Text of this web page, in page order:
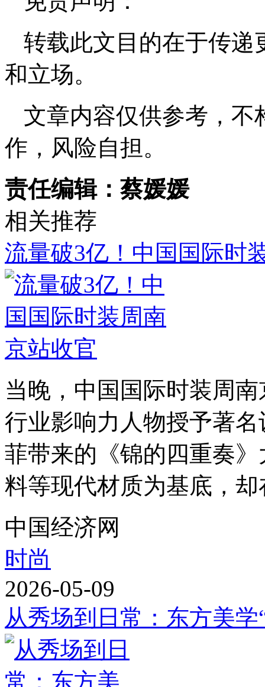
转载此文目的在于传递
和立场。
文章内容仅供参考，不
作，风险自担。
责任编辑：蔡媛媛
相关推荐
流量破3亿！中国国际时
当晚，中国国际时装周
行业影响力人物授予著
菲带来的《锦的四重奏
料等现代材质为基底，
中国经济网
时尚
2026-05-09
从秀场到日常：东方美学